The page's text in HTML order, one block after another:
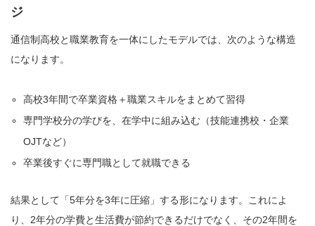
ジ
通信制高校と職業教育を一体にしたモデルでは、次のような構造
になります。
高校3年間で卒業資格＋職業スキルをまとめて習得
専門学校分の学びを、在学中に組み込む（技能連携校・企業
OJTなど）
卒業後すぐに専門職として就職できる
結果として「5年分を3年に圧縮」する形になります。これによ
り、2年分の学費と生活費が節約できるだけでなく、その2年間を